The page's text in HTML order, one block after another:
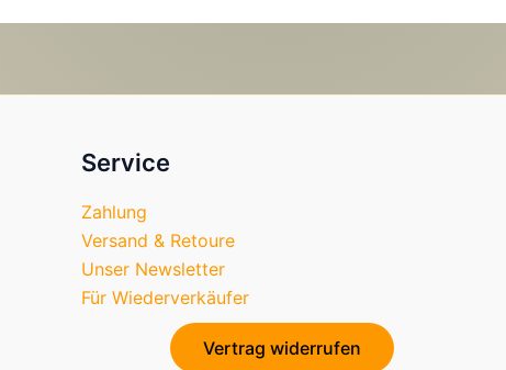
Service
Zahlung
Versand & Retoure
Unser Newsletter
Für Wiederverkäufer
Vertrag widerrufen